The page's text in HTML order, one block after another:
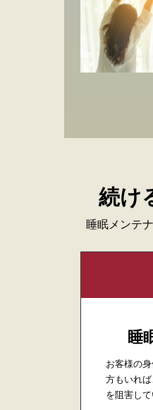
続け
睡眠メンテ
睡
お客様の
方もいれ
を阻害し